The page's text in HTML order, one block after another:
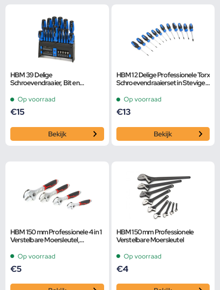
HBM 39 Delige
Schroevendraaier, Bit en
Op voorraad
€15
Bekijk
HBM 12 Delige Professionele Torx
Schroevendraaierset in Stevige
Op voorraad
€13
Bekijk
HBM 150 mm Professionele 4 in 1
Verstelbare Moersleutel,
Op voorraad
€5
HBM 150 mm Professionele
Verstelbare Moersleutel
Op voorraad
€4